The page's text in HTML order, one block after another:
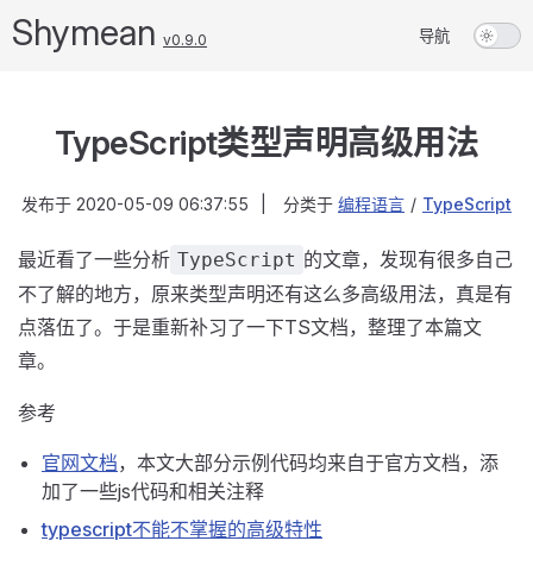
Shymean v0.9.0 导航
TypeScript类型声明高级用法
发布于 2020-05-09 06:37:55 分类于 编程语言 / TypeScript
最近看了一些分析 TypeScript 的文章，发现有很多自己
不了解的地方，原来类型声明还有这么多高级用法，真是有
点落伍了。于是重新补习了一下TS文档，整理了本篇文
章。
参考
官网文档，本文大部分示例代码均来自于官方文档，添
加了一些js代码和相关注释
typescript不能不掌握的高级特性